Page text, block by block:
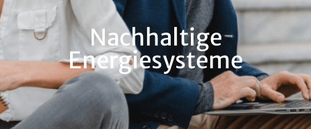
Nachhaltige
Energiesysteme